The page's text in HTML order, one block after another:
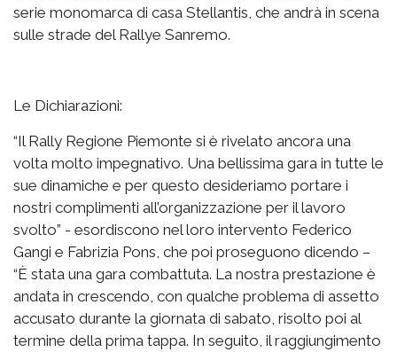
serie monomarca di casa Stellantis, che andrà in scena
sulle strade del Rallye Sanremo.
Le Dichiarazioni:
“Il Rally Regione Piemonte si è rivelato ancora una
volta molto impegnativo. Una bellissima gara in tutte le
sue dinamiche e per questo desideriamo portare i
nostri complimenti all’organizzazione per il lavoro
svolto” - esordiscono nel loro intervento Federico
Gangi e Fabrizia Pons, che poi proseguono dicendo –
“È stata una gara combattuta. La nostra prestazione è
andata in crescendo, con qualche problema di assetto
accusato durante la giornata di sabato, risolto poi al
termine della prima tappa. In seguito, il raggiungimento